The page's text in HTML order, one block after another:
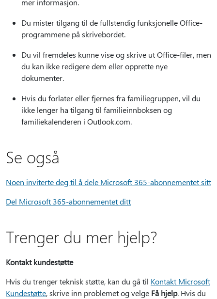
mer informasjon.
Du mister tilgang til de fullstendig funksjonelle Office-
programmene på skrivebordet.
Du vil fremdeles kunne vise og skrive ut Office-filer, men
du kan ikke redigere dem eller opprette nye
dokumenter.
Hvis du forlater eller fjernes fra familiegruppen, vil du
ikke lenger ha tilgang til familieinnboksen og
familiekalenderen i Outlook.com.
Se også
Noen inviterte deg til å dele Microsoft 365-abonnementet sitt
Del Microsoft 365-abonnementet ditt
Trenger du mer hjelp?
Kontakt kundestøtte
Hvis du trenger teknisk støtte, kan du gå til Kontakt Microsoft
Kundestøtte, skrive inn problemet og velge Få hjelp. Hvis du